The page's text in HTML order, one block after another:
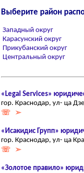
Выберите район
Западный округ
Карасунский округ
Прикубанский округ
Центральный округ
«Legal Services»
гор. Краснодар, ул- ца
☏ ➢
«Исакидис Групп»
гор. Краснодар, ул- ца
☏ ➢
«Золотое правило»